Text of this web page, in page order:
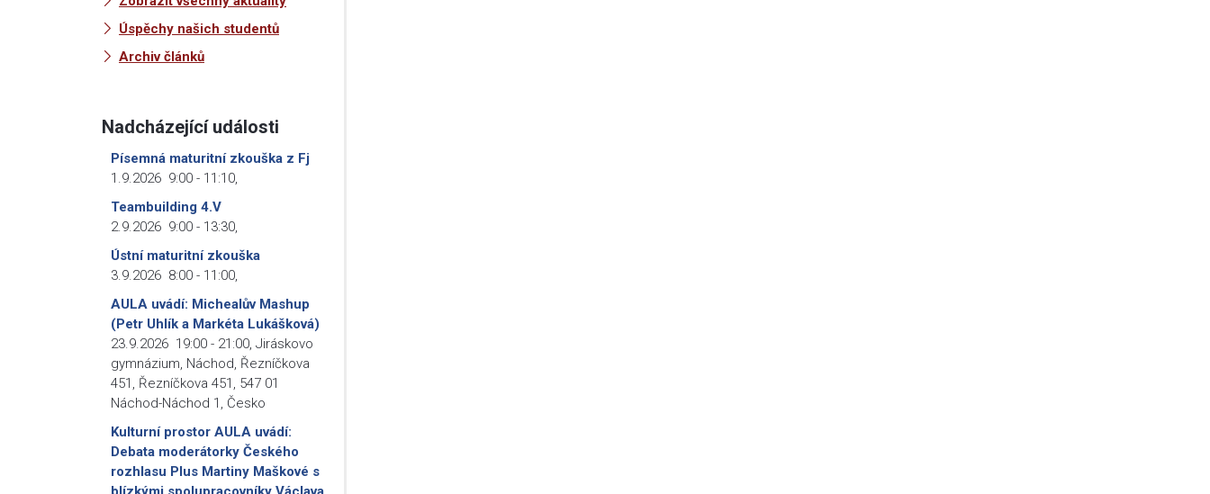
Úspěchy našich studentů
Archiv článků
Nadcházející události
Písemná maturitní zkouška z Fj
1.9.2026 9:00 - 11:10
Teambuilding 4.V
2.9.2026 9:00 - 13:30
Ústní maturitní zkouška
3.9.2026 8:00 - 11:00
AULA uvádí: Michealův Mashup
(Petr Uhlík a Markéta Lukášková)
23.9.2026 19:00 - 21:00 Jiráskovo
gymnázium, Náchod, Řezníčkova
451, Řezníčkova 451, 547 01
Náchod-Náchod 1, Česko
Kulturní prostor AULA uvádí:
Debata moderátorky Českého
rozhlasu Plus Martiny Maškové s